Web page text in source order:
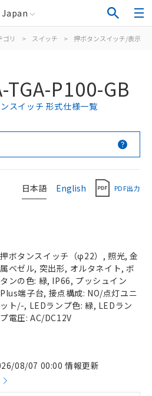
Japan
ゴリ > スイッチ > 押ボタンスイッチ/表示灯
TGA-P100-GB
スイッチ 形式仕様一覧
日本語 English PDF出力
押ボタンスイッチ（φ22）, 照光, 金
属ベゼル, 突出形, オルタネイト, ボ
タンの色: 緑, IP66, プッシュイン
Plus端子台, 接点構成: NO/点灯ユニ
ット/-, LEDランプ色: 緑, LEDラン
プ電圧: AC/DC12V
08/07 00:00 情報更新